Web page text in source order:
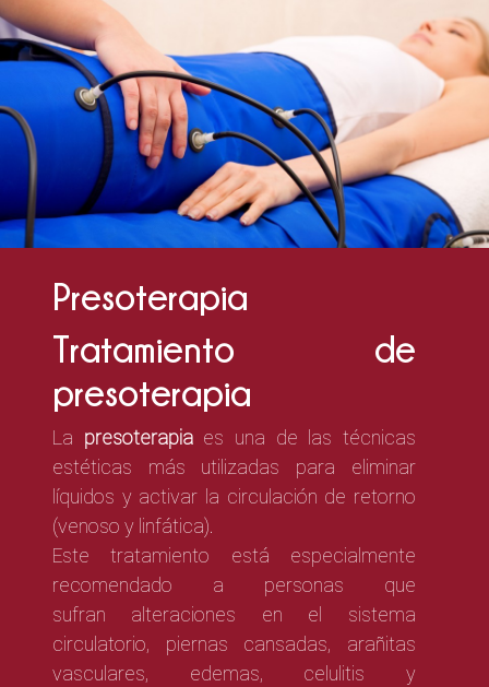
Presoterapia
Tratamiento de
presoterapia
La presoterapia es una de las técnicas
estéticas más utilizadas para eliminar
líquidos y activar la circulación de retorno
(venoso y linfática).
Este tratamiento está especialmente
recomendado a personas que
sufran alteraciones en el sistema
circulatorio, piernas cansadas, arañitas
vasculares, edemas, celulitis y